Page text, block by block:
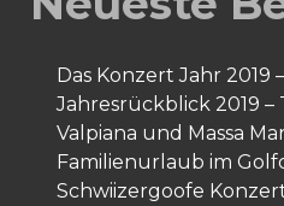
Das Konzert Jahr 2019
Jahresrückblick 2019 –
Valpiana und Massa
Familienurlaub im
Schwiizergoofe